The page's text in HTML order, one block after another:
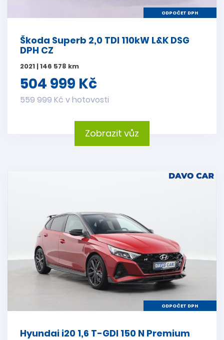
ODPOČET DPH
Škoda Superb 2,0 TDI 110kW L&K DSG
DPH CZ
2021 | 146 578 km
504 999 Kč
559 999 Kč v hotovosti
Zobrazit vůz
ODPOČET DPH
Hyundai i20 1,6 T-GDI 150 N Premium